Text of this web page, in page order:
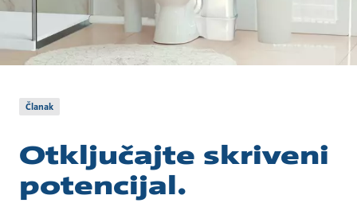
Članak
Otključajte skriveni
potencijal.